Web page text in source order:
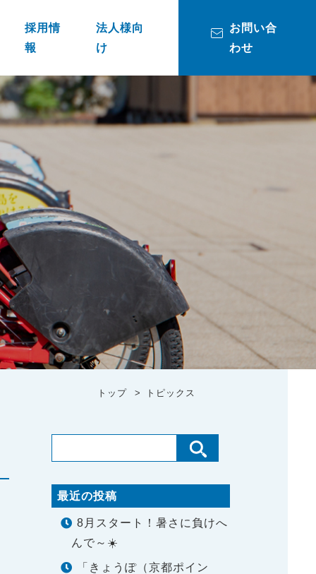
採用情
報
法人様向
け
お問い合
わせ
トップ トピックス
最近の投稿
8月スタート！暑さに負けへ
んで～☀️
「きょうぽ（京都ポイン